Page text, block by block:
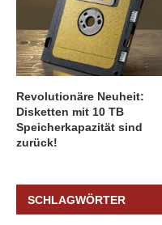
Revolutionäre Neuheit:
Disketten mit 10 TB
Speicherkapazität sind
zurück!
SCHLAGWÖRTER